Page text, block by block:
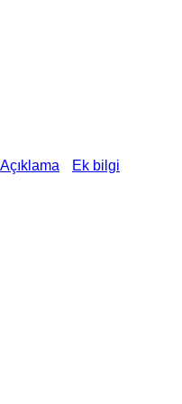
Açıklama
Ek bilgi